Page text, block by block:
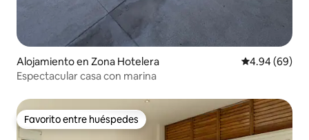
Alojamiento en Zona Hotelera Calificación
4.94 (69)
Espectacular casa con marina
Favorito entre huéspedes
Favorito entre huéspedes